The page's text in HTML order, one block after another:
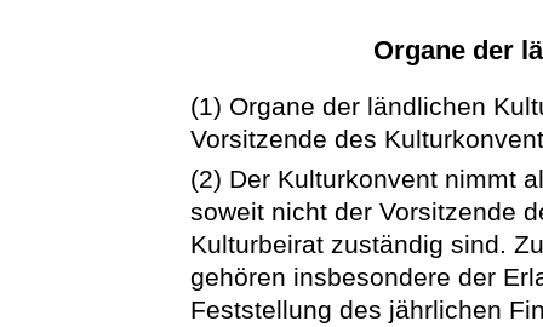
Organe der
(1) Organe der ländlichen
Vorsitzende des
(2) Der Kulturkonvent nimmt
soweit nicht der Vorsitzende
Kulturbeirat zuständig sind.
gehören insbesondere der
Feststellung des jährlichen